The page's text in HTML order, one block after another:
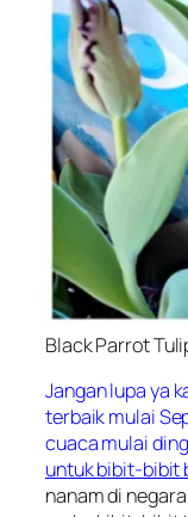
Black Parrot
Jangan lupa ya
terbaik mulai
cuaca mulai
untuk bibit-bibit
nanam di